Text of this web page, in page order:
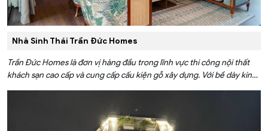
Nhà Sinh Thái Trần Đức Homes
Trần Đức Homes là đơn vị hàng đầu trong lĩnh vực thi công nội thất
khách sạn cao cấp và cung cấp cấu kiện gỗ xây dựng. Với bề dày kinh
hợp hài hoà giữa lối kiến trúc sống-trong-lòng-thiên-nhiên cùng các
thiết bị thông minh tiện nghi tối ưu hoá cách sử dụng.